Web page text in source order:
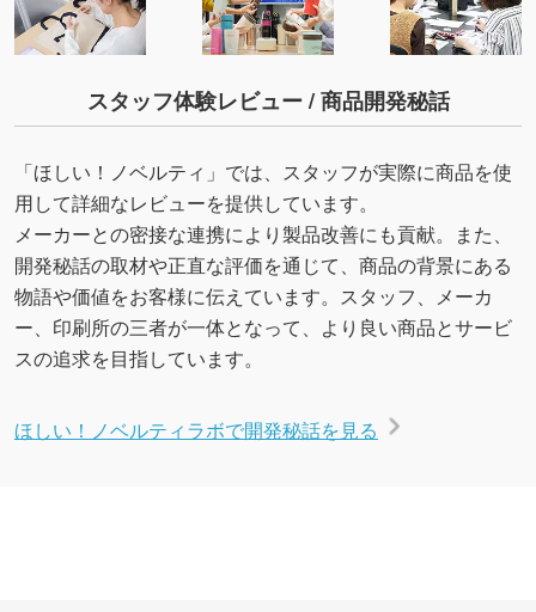
スタッフ体験レビュー / 商品開発秘話
「ほしい！ノベルティ」では、スタッフが実際に商品を使
用して詳細なレビューを提供しています。
メーカーとの密接な連携により製品改善にも貢献。また、
開発秘話の取材や正直な評価を通じて、商品の背景にある
物語や価値をお客様に伝えています。スタッフ、メーカ
ー、印刷所の三者が一体となって、より良い商品とサービ
スの追求を目指しています。
ほしい！ノベルティラボで開発秘話を見る